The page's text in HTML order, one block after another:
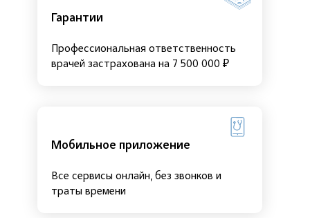
Гарантии
Профессиональная ответственность
врачей застрахована на 7 500 000 ₽
Мобильное приложение
Все сервисы онлайн, без звонков и
траты времени